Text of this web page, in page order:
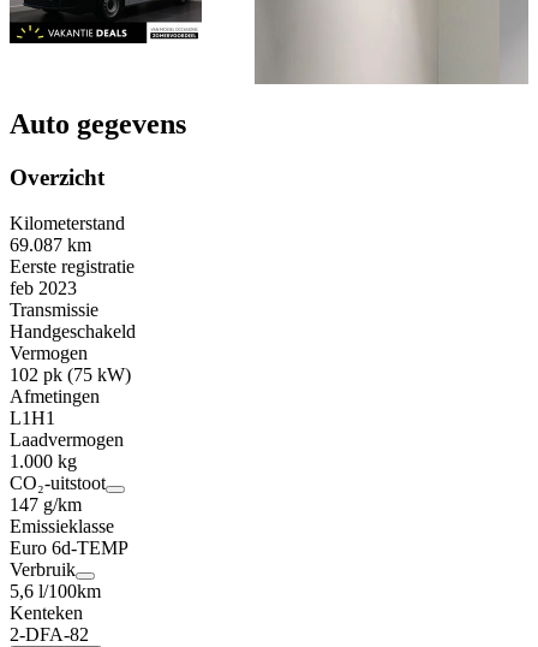
Auto gegevens
Overzicht
Kilometerstand
69.087 km
Eerste registratie
feb 2023
Transmissie
Handgeschakeld
Vermogen
102 pk (75 kW)
Afmetingen
L1H1
Laadvermogen
1.000 kg
CO₂-uitstoot
147 g/km
Emissieklasse
Euro 6d-TEMP
Verbruik
5,6 l/100km
Kenteken
2-DFA-82